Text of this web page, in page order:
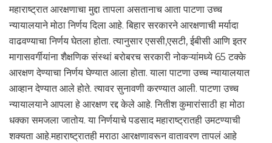
महाराष्ट्रात आरक्षणाचा मुद्दा तापला असतानाच आता पाटणा उच्च
न्यायालयाने मोठा निर्णय दिला आहे. बिहार सरकारने आरक्षणाची मर्यादा
वाढवण्याचा निर्णय घेतला होता. त्यानुसार एससी,एसटी, ईबीसी आणि इतर
मागासवर्गीयांना शैक्षणिक संस्थां बरोबरच सरकारी नोकऱ्यांमध्ये 65 टक्के
आरक्षण देण्याचा निर्णय घेण्यात आला होता. याला पाटणा उच्च न्यायालयात
आव्हान देण्यात आले होते. त्यावर सुनावणी करण्यात आली. पाटणा उच्च
न्यायालयाने आपला हे आरक्षण रद्द केले आहे. नितीश कुमारांसाठी हा मोठा
धक्का समजला जातोय. या निर्णयाचे पडसाद महाराष्ट्रातही उमटण्याची
शक्यता आहे.महाराष्ट्रातही मराठा आरक्षणावरून वातावरण तापलं आहे